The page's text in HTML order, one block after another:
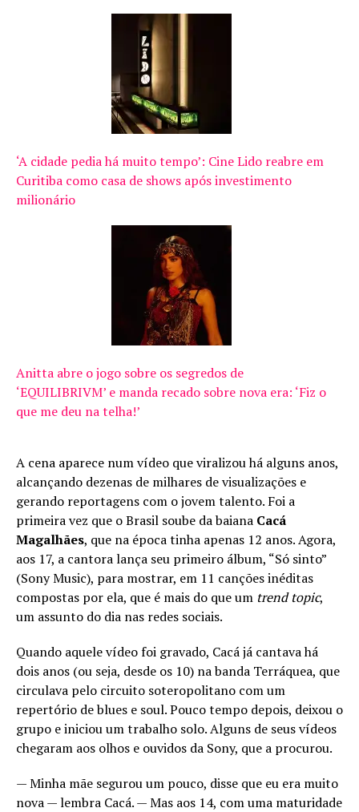
‘A cidade pedia há muito tempo’: Cine Lido reabre em
Curitiba como casa de shows após investimento
milionário
Anitta abre o jogo sobre os segredos de
‘EQUILIBRIVM’ e manda recado sobre nova era: ‘Fiz o
que me deu na telha!’
A cena aparece num vídeo que viralizou há alguns anos,
alcançando dezenas de milhares de visualizações e
gerando reportagens com o jovem talento. Foi a
primeira vez que o Brasil soube da baiana Cacá
Magalhães, que na época tinha apenas 12 anos. Agora,
aos 17, a cantora lança seu primeiro álbum, “Só sinto”
(Sony Music), para mostrar, em 11 canções inéditas
compostas por ela, que é mais do que um trend topic,
um assunto do dia nas redes sociais.
Quando aquele vídeo foi gravado, Cacá já cantava há
dois anos (ou seja, desde os 10) na banda Terráquea, que
circulava pelo circuito soteropolitano com um
repertório de blues e soul. Pouco tempo depois, deixou o
grupo e iniciou um trabalho solo. Alguns de seus vídeos
chegaram aos olhos e ouvidos da Sony, que a procurou.
— Minha mãe segurou um pouco, disse que eu era muito
nova — lembra Cacá. — Mas aos 14, com uma maturidade